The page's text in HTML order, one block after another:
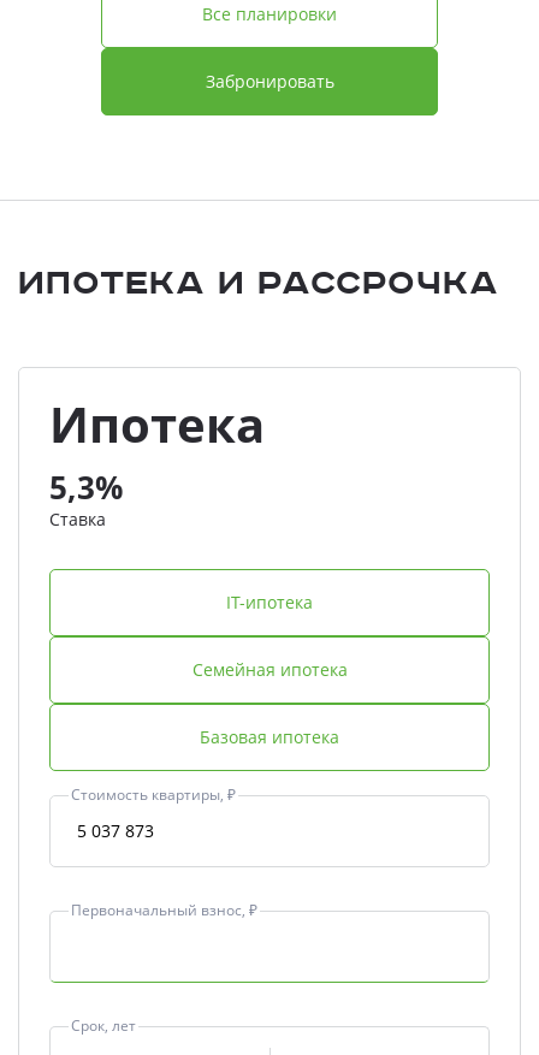
Забронировать
Все планировки
Ипотека и Рассрочка
Ипотека
5,3%
Ставка
IT-ипотека
Семейная ипотека
Базовая ипотека
Стоимость квартиры, ₽
Первоначальный взнос, ₽
Срок, лет